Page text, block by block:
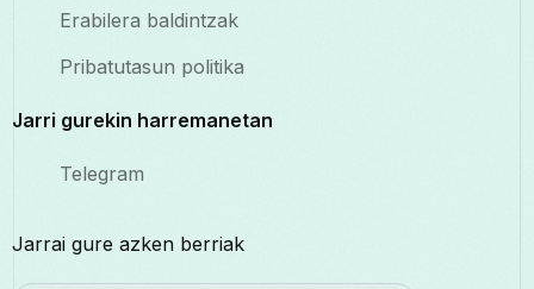
Erabilera baldintzak
Pribatutasun politika
Jarri gurekin harremanetan
Telegram
Jarrai gure azken berriak